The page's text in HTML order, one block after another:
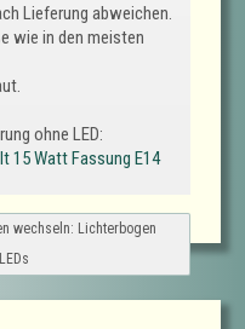
Lieferung abweichen.
wie in den meisten
ohne LED:
15 Watt Fassung E14
wechseln: Lichterbogen